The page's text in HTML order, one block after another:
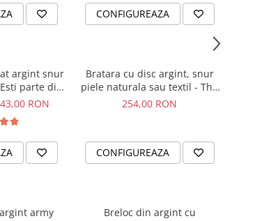
CONFIGUREAZA
argint snur
parte din
RON
Bratara cu disc argint, snur
piele naturala sau textil - The
Circle of Love
254,00 RON
CONFIGUREAZA
army
Breloc din argint cu